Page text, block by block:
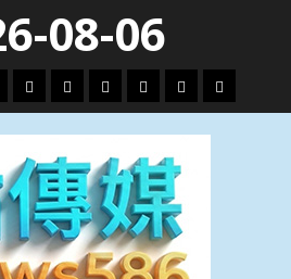
08-06
.
專
題
娛
樂
劇
政
治
國
際
運
動
生
活